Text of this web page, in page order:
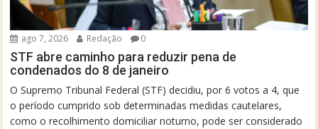
ago 7, 2026 Redação 0
STF abre caminho para reduzir pena de
condenados do 8 de janeiro
O Supremo Tribunal Federal (STF) decidiu, por 6 votos a 4, que
o período cumprido sob determinadas medidas cautelares,
como o recolhimento domiciliar noturno, pode ser considerado